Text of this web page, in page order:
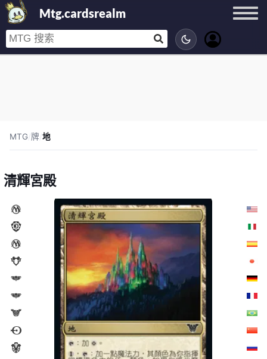
Mtg.cardsrealm
MTG/牌/地
清輝宮殿